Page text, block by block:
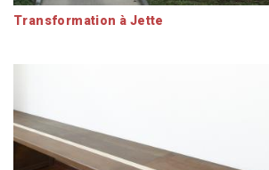
Transformation à Jette